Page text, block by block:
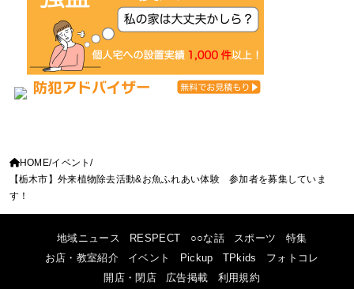
HOME イベント
【栃木市】外来植物除去活動&お魚ふれあい体験 参加者を募集していま
す！
地域ニュース RESPECT ○○な話 スポーツ
特集
お店・教室紹介
イベント Pickup TPkids
フォトコレ
開店・閉店
広告掲載 利用規約